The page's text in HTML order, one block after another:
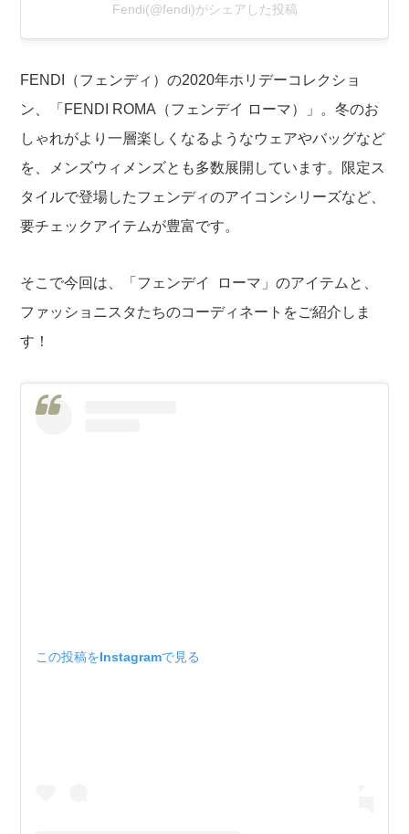
Fendi(@fendi)がシェアした投稿
FENDI（フェンディ）の2020年ホリデーコレクショ
ン、「FENDI ROMA（フェンデイ ローマ）」。冬のお
しゃれがより一層楽しくなるようなウェアやバッグなど
を、メンズウィメンズとも多数展開しています。限定ス
タイルで登場したフェンディのアイコンシリーズなど、
要チェックアイテムが豊富です。
そこで今回は、「フェンデイ ローマ」のアイテムと、
ファッショニスタたちのコーディネートをご紹介しま
す！
この投稿をInstagramで見る